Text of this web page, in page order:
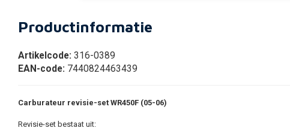
Productinformatie
Artikelcode: 316-0389
EAN-code: 7440824463439
Carburateur revisie-set WR450F (05-06)
Revisie-set bestaat uit: